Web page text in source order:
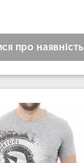
про наявність